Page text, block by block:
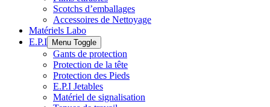
Scotchs d’emballages
Accessoires de Nettoyage
Matériels Labo
E.P.I
Menu Toggle
Gants de protection
Protection de la tête
Protection des Pieds
E.P.I Jetables
Matériel de signalisation